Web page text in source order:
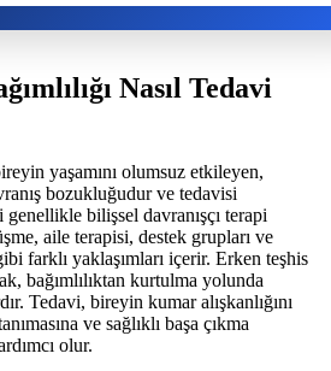
Nasıl Tedavi
yaşamını olumsuz etkileyen,
bozukluğudur ve tedavisi
bilişsel davranışçı terapi
aile terapisi, destek grupları ve
farklı yaklaşımları içerir. Erken teşhis
bağımlılıktan kurtulma yolunda
Tedavi, bireyin kumar alışkanlığını
ve sağlıklı başa çıkma
olur.